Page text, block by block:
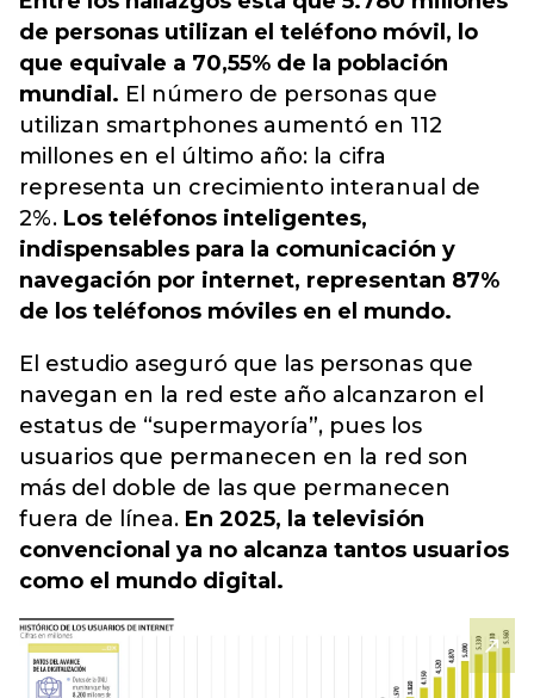
de personas utilizan el teléfono móvil, lo
que equivale a 70,55% de la población
mundial. El número de personas que
utilizan smartphones aumentó en 112
millones en el último año: la cifra
representa un crecimiento interanual de
2%. Los teléfonos inteligentes,
indispensables para la comunicación y
navegación por internet, representan 87%
de los teléfonos móviles en el mundo.
El estudio aseguró que las personas que
navegan en la red este año alcanzaron el
estatus de “supermayoría”, pues los
usuarios que permanecen en la red son
más del doble de las que permanecen
fuera de línea. En 2025, la televisión
convencional ya no alcanza tantos usuarios
como el mundo digital.